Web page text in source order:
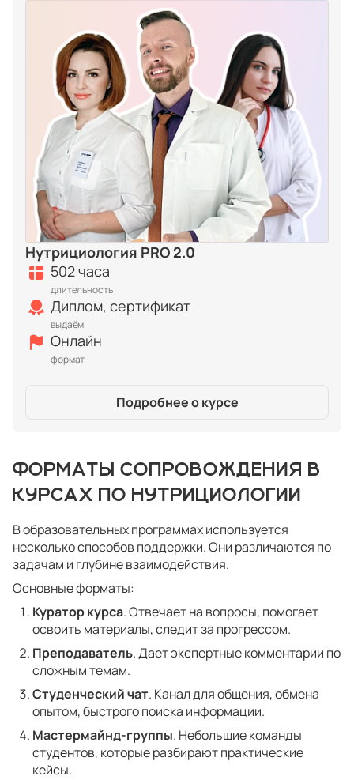
Нутрициология PRO 2.0
502 часа
длительность
Диплом, сертификат
выдаём
Онлайн
формат
Подробнее о курсе
ФОРМАТЫ СОПРОВОЖДЕНИЯ В
КУРСАХ ПО НУТРИЦИОЛОГИИ
В образовательных программах используется
несколько способов поддержки. Они различаются по
задачам и глубине взаимодействия.
Основные форматы:
Куратор курса. Отвечает на вопросы, помогает
освоить материалы, следит за прогрессом.
Преподаватель. Дает экспертные комментарии по
сложным темам.
Студенческий чат. Канал для общения, обмена
опытом, быстрого поиска информации.
Мастермайнд-группы. Небольшие команды
студентов, которые разбирают практические
кейсы.